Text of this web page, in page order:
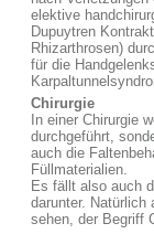
elektive
Dupuytren
Rhizarthrosen)
für die
Chirurgie
In einer Chirurgie
durchgeführt,
auch die
Füllmaterialien.
Es fällt also auch
darunter. Natürlich
sehen, der Begriff